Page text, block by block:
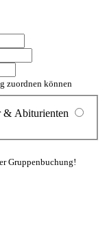
zuordnen können
& Abiturienten
Gruppenbuchung!